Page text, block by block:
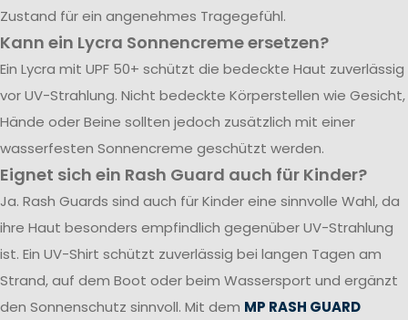
Zustand für ein angenehmes Tragegefühl.
Kann ein Lycra Sonnencreme ersetzen?
Ein Lycra mit UPF 50+ schützt die bedeckte Haut zuverlässig
vor UV-Strahlung. Nicht bedeckte Körperstellen wie Gesicht,
Hände oder Beine sollten jedoch zusätzlich mit einer
wasserfesten Sonnencreme geschützt werden.
Eignet sich ein Rash Guard auch für Kinder?
Ja. Rash Guards sind auch für Kinder eine sinnvolle Wahl, da
ihre Haut besonders empfindlich gegenüber UV-Strahlung
ist. Ein UV-Shirt schützt zuverlässig bei langen Tagen am
Strand, auf dem Boot oder beim Wassersport und ergänzt
den Sonnenschutz sinnvoll. Mit dem MP RASH GUARD